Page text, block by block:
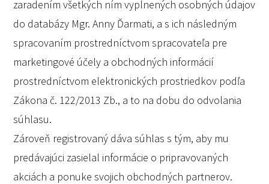
zaradením všetkých ním vyplnených osobných údajov
do databázy Mgr. Anny Ďarmati, a s ich následným
spracovaním prostredníctvom spracovateľa pre
marketingové účely a obchodných informácií
prostredníctvom elektronických prostriedkov podľa
Zákona č. 122/2013 Zb., a to na dobu do odvolania
súhlasu.
Zároveň registrovaný dáva súhlas s tým, aby mu
predávajúci zasielal informácie o pripravovaných
akciách a ponuke svojich obchodných partnerov.